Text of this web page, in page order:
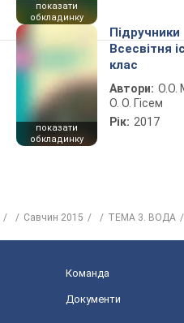
показати
обкладинку
показати
обкладинку
Підручники
Всесвітня
клас
Автори: О.О.
О. О. Гісем
Рік: 2017
Савчин 2015 ТЕМА 3. ВОДА
Команда
Документи